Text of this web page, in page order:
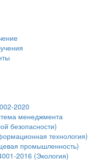
2020
менеджмента
безопасности)
технология)
промышленность)
2016 (Экология)